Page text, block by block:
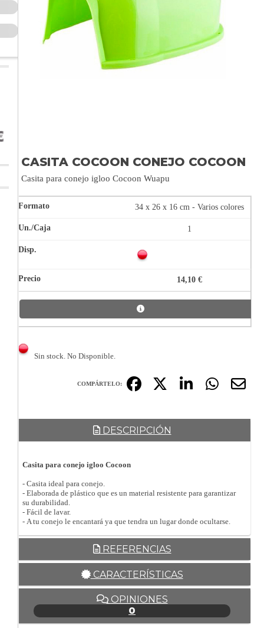
CASITA COCOON CONEJO COCOON
Casita para conejo igloo Cocoon Wuapu
34 x 26 x 16 cm - Varios colores
1
14,10 €
Sin stock. No Disponible.
COMPÁRTELO:
DESCRIPCIÓN
Casita para conejo igloo Cocoon
- Casita ideal para conejo.
- Elaborada de plástico que es un material resistente para garantizar
su durabilidad.
- Fácil de lavar.
- A tu conejo le encantará ya que tendra un lugar donde ocultarse.
REFERENCIAS
CARACTERÍSTICAS
OPINIONES
0